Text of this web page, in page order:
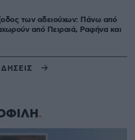
των αδειούχων: Πάνω από
από Πειραιά, Ραφήνα και